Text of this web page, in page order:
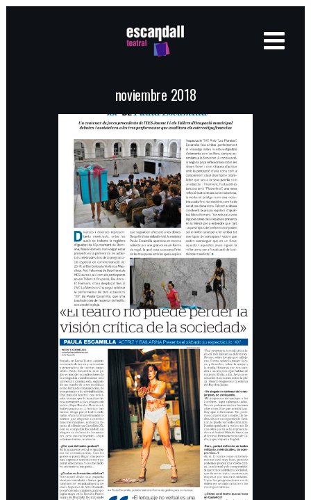
noviembre 2018
Teatre Fòrum a
Borriana El Pla
PRENSA
MAEC. El Periódico
Mediterráneo
PRENSA